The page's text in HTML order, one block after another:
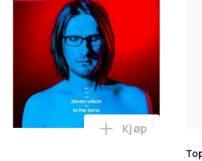
Legg Steven
Kjøp